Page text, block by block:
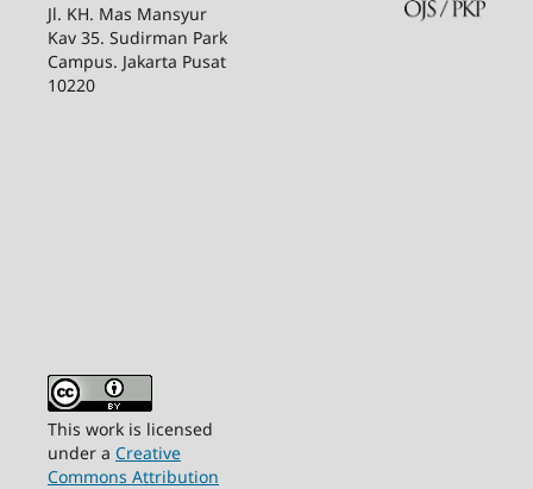
Jl. KH. Mas Mansyur
Kav 35. Sudirman Park
Campus. Jakarta Pusat
10220
This work is licensed
under a Creative
Commons Attribution